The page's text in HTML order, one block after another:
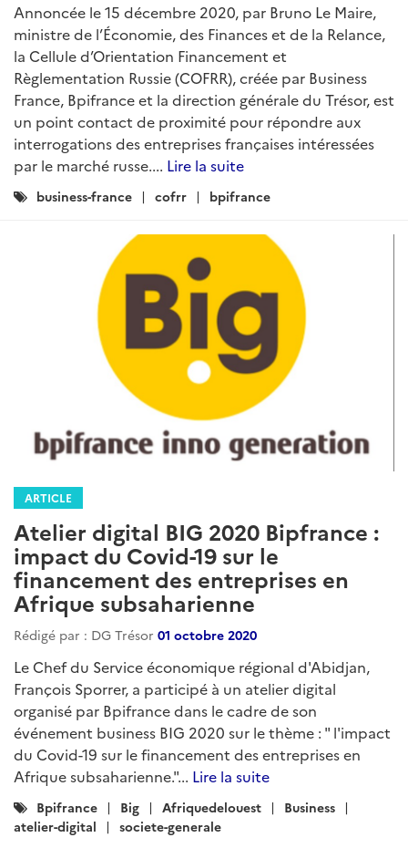
Annoncée le 15 décembre 2020, par Bruno Le Maire,
ministre de l’Économie, des Finances et de la Relance,
la Cellule d’Orientation Financement et
Règlementation Russie (COFRR), créée par Business
France, Bpifrance et la direction générale du Trésor, est
un point contact de proximité pour répondre aux
interrogations des entreprises françaises intéressées
par le marché russe.... Lire la suite
Catégories
business-france cofrr bpifrance
ARTICLE
Atelier digital BIG 2020 Bipfrance :
impact du Covid-19 sur le
financement des entreprises en
Afrique subsaharienne
Rédigé par : DG Trésor 01 octobre 2020
Le Chef du Service économique régional d'Abidjan,
François Sporrer, a participé à un atelier digital
organisé par Bpifrance dans le cadre de son
événement business BIG 2020 sur le thème : " l'impact
du Covid-19 sur le financement des entreprises en
Afrique subsaharienne."... Lire la suite
Catégories
:
Bpifrance Big Afriquedelouest
Business
atelier-digital
societe-generale